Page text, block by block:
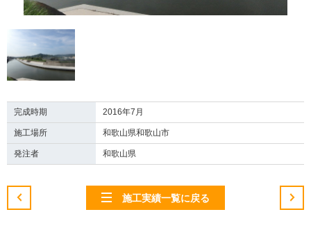
完成時期 2016年7月
施工場所 和歌山県和歌山市
発注者 和歌山県
施工実績一覧に戻る